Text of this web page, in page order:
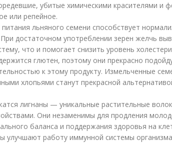
убитые химическими красителями и
или репейное.
льняного семени способствует
достаточном употреблении зерен желчь
что и помогает снизить уровень
глютен, поэтому они прекрасно
к этому продукту. Измельченные
хлопьями станут прекрасной
лигнаны — уникальные растительные
Они незаменимы для продления
баланса и поддержания здоровья на
улучшают работу иммунной системы